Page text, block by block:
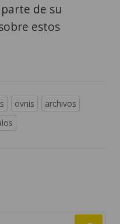
de su
estos
ovnis
archivos